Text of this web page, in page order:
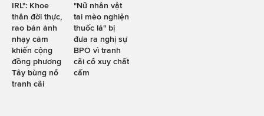
IRL": Khoe
thân đời thực,
rao bán ảnh
nhạy cảm
khiến cộng
đồng phương
Tây bùng nổ
tranh cãi
"Nữ nhân vật
tai mèo nghiện
thuốc lá" bị
đưa ra nghị sự
BPO vì tranh
cãi cổ xuy chất
cấm